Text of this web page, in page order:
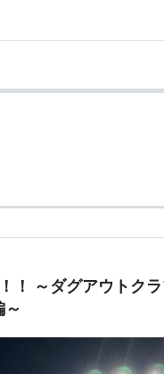
！ ～ダグアウトク